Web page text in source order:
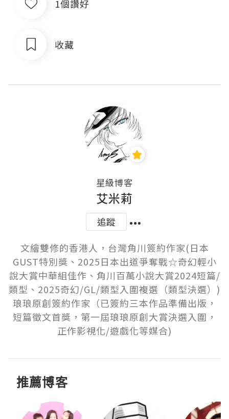
1個讚好
收藏
星級博客
艾米莉
追蹤
文繪雙修的香港人，台灣角川簽約作家(日本
GUST特別獎、2025日本出道爭奪戰☆奇幻輕小
說大賞中華組佳作、角川百萬小說大賞2024短篇/
類型、2025奇幻/GL/類型入圍複選（類型決選）)
琅琅原創簽約作家（已簽約三本作品準備出版，
短篇徵文首獎，第一屆琅琅原創大賞決選入圍，
正作影視化/遊戲化等媒合)
推薦博客